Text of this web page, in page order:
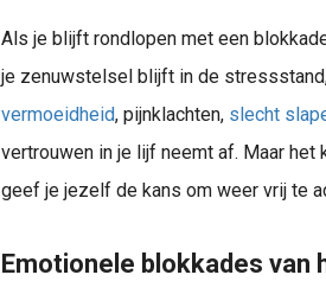
Als je blijft rondlopen met een
je zenuwstelsel blijft in de
vermoeidheid, pijnklachten, slecht
vertrouwen in je lijf neemt af. Maar het
geef je jezelf de kans om weer vrij te
Emotionele blokkades van